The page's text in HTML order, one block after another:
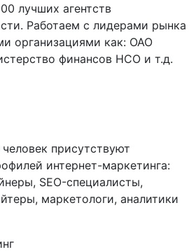
лучших агентств
Работаем с лидерами рынка
организациями как: ОАО
финансов НСО и т.д.
присутствуют
интернет-маркетинга:
SEO-специалисты,
маркетологи, аналитики